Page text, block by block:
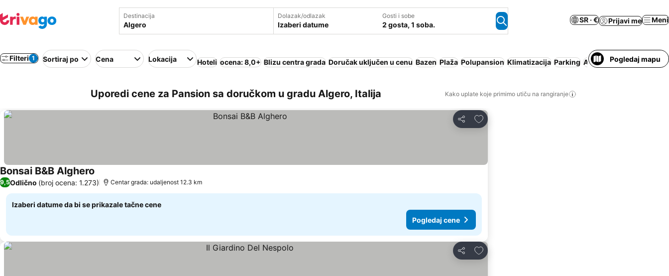
Destinacija Dolazak/odlazak
Izaberi datume
Gosti i sobe
2 gosta, 1 soba.
SR · € Prijavi me Meni
Filteri 1 Sortiraj po Cena Lokacija Hoteli ocena: 8,0+ Blizu centra grada Doručak uključen u cenu Bazen Plaža Polupansion Klimatizacija Parking Apart hotel Cela kuća/
Pogledaj mapu
Uporedi cene za Pansion sa doručkom u gradu Algero, Italija Kako uplate koje primimo utiču na rangiranje
Deli
Dodati u favorite
Bonsai B&B Alghero
9,5Odlično (broj ocena: 1.273) Centar grada: udaljenost 12.3 km
Izaberi datume da bi se prikazale tačne cene
Pogledaj cene
Deli
Dodati u favorite